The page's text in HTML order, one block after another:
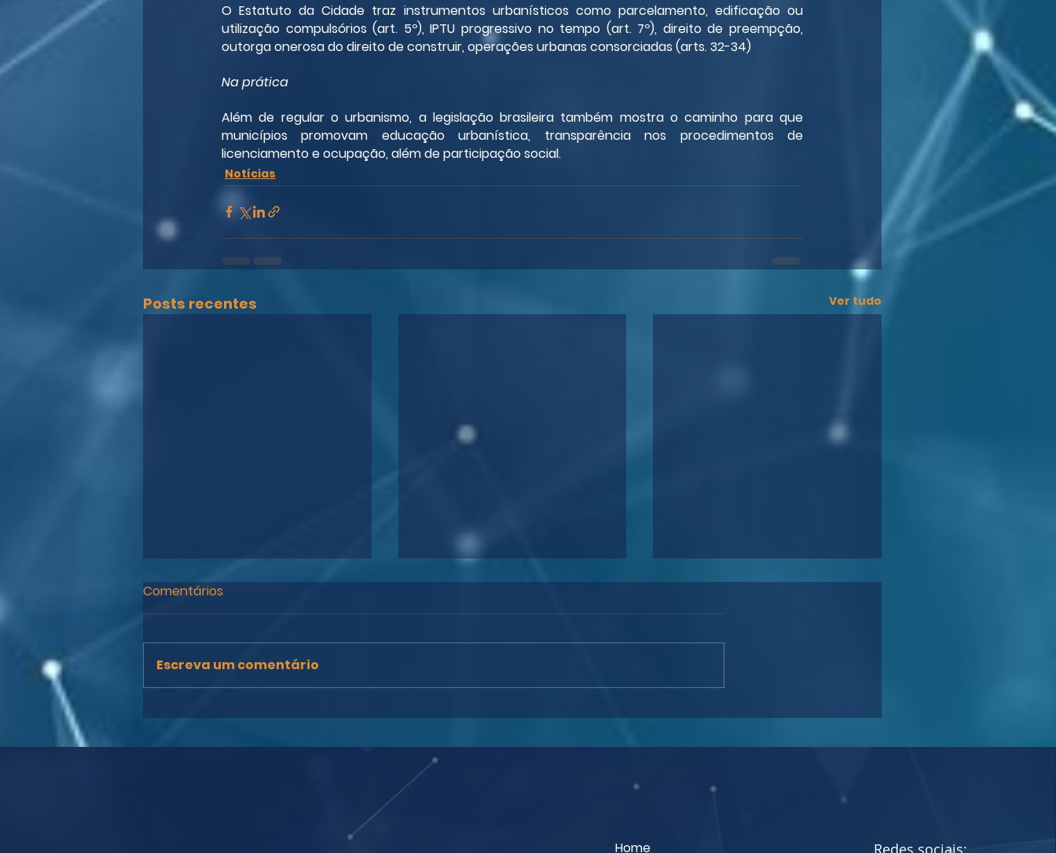
O Estatuto da Cidade traz instrumentos urbanísticos como parcelamento, edificação ou
utilização compulsórios (art. 5º), IPTU progressivo no tempo (art. 7º), direito de preempção,
outorga onerosa do direito de construir, operações urbanas consorciadas (arts. 32-34)
Na prática
Além de regular o urbanismo, a legislação brasileira também mostra o caminho para que
municípios promovam educação urbanística, transparência nos procedimentos de
licenciamento e ocupação, além de participação social.
Notícias
Posts recentes Ver tudo
Dia Internacional dos
STJ: juiz deve intimar
sobre a gratuidade da
justiça
Abuso processual: Juizado
Comentários
Escreva um comentário
Home Redes sociais: